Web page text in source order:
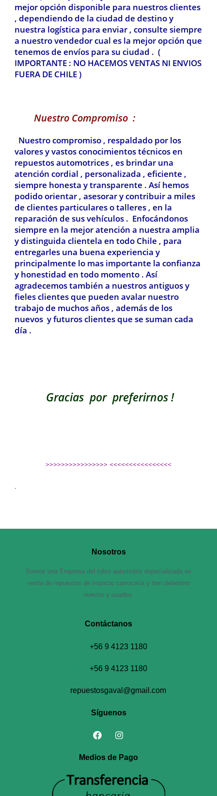
mejor opción disponible para nuestros clientes
, dependiendo de la ciudad de destino y
nuestra logística para enviar , consulte siempre
a nuestro vendedor cual es la mejor opción que
tenemos de envíos para su ciudad . (
IMPORTANTE : NO HACEMOS VENTAS NI ENVIOS
FUERA DE CHILE )
Nuestro Compromiso :
Nuestro compromiso , respaldado por los
valores y vastos conocimientos técnicos en
repuestos automotrices , es brindar una
atención cordial , personalizada , eficiente ,
siempre honesta y transparente . Así hemos
podido orientar , asesorar y contribuir a miles
de clientes particulares o talleres , en la
reparación de sus vehículos . Enfocándonos
siempre en la mejor atención a nuestra amplia
y distinguida clientela en todo Chile , para
entregarles una buena experiencia y
principalmente lo mas importante la confianza
y honestidad en todo momento . Así
agradecemos también a nuestros antiguos y
fieles clientes que pueden avalar nuestro
trabajo de muchos años , además de los
nuevos y futuros clientes que se suman cada
día .
Gracias por preferirnos !
>>>>>>>>>>>>>>>> <<<<<<<<<<<<<<<<
.
Nosotros
Somos una Empresa del rubro automotriz especializada en
venta de repuestos de impacto carrocería y tren delantero
nuevos y usados.
Contáctanos​
+56 9 4123 1180
+56 9 4123 1180
repuestosgaval@gmail.com
Síguenos
Medios de Pago